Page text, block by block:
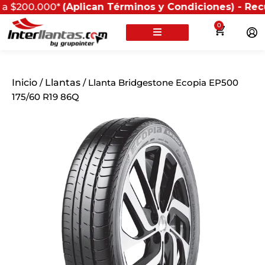
(Aplican Términos y Condiciones) - Recuerda
0
Inicio / Llantas / Llanta Bridgestone Ecopia EP500
175/60 R19 86Q